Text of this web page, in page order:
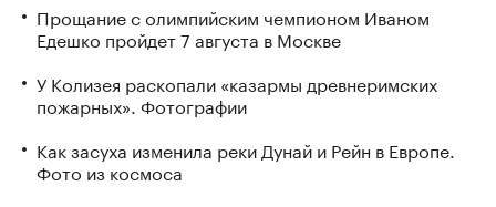
Прощание с олимпийским чемпионом Иваном
Едешко пройдет 7 августа в Москве
У Колизея раскопали «казармы древнеримских
пожарных». Фотографии
Как засуха изменила реки Дунай и Рейн в Европе.
Фото из космоса